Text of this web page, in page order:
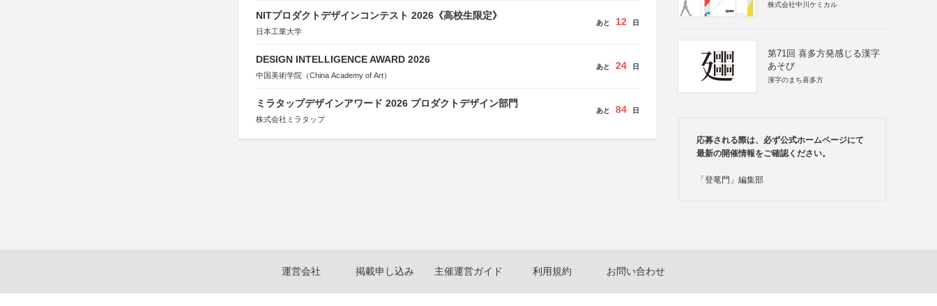
NITプロダクトデザインコンテスト 2026《高校生限定》
日本工業大学
あと 12 日
DESIGN INTELLIGENCE AWARD 2026
中国美術学院（China Academy of Art）
あと 24 日
ミラタップデザインアワード 2026 プロダクトデザイン部門
株式会社ミラタップ
あと 84 日
株式会社中川ケミカル
第71回 喜多方発感じる漢字
あそび
漢字のまち喜多方
応募される際は、必ず公式ホームページにて
最新の開催情報をご確認ください。
「登竜門」編集部
運営会社 掲載申し込み 主催運営ガイド 利用規約 お問い合わせ